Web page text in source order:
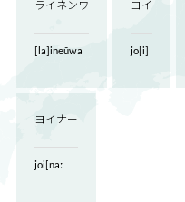
ライネンワ
[la]ineũwa
ヨイ
jo[i]
ヨイナー
joi[naː